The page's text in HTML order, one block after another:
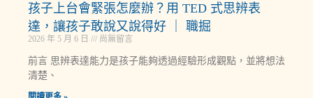
孩子上台會緊張怎麼辦？用 TED 式思辨表
達，讓孩子敢說又說得好 ｜ 職掘
2026 年 5 月 6 日 尚無留言
前言 思辨表達能力是孩子能夠透過經驗形成觀點，並將想法
清楚、